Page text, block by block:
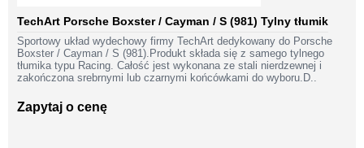
TechArt Porsche Boxster / Cayman / S (981) Tylny tłumik
Sportowy układ wydechowy firmy TechArt dedykowany do Porsche
Boxster / Cayman / S (981).Produkt składa się z samego tylnego
tłumika typu Racing. Całość jest wykonana ze stali nierdzewnej i
zakończona srebrnymi lub czarnymi końcówkami do wyboru.D..
Zapytaj o cenę